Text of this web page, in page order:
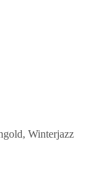
Winterjazz